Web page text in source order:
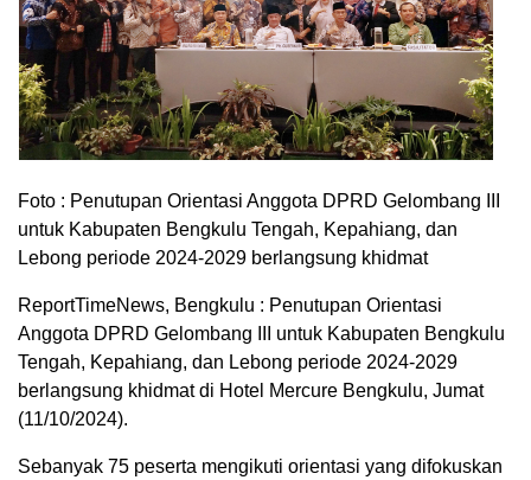
Foto : Penutupan Orientasi Anggota DPRD Gelombang III
untuk Kabupaten Bengkulu Tengah, Kepahiang, dan
Lebong periode 2024-2029 berlangsung khidmat
ReportTimeNews, Bengkulu : Penutupan Orientasi
Anggota DPRD Gelombang III untuk Kabupaten Bengkulu
Tengah, Kepahiang, dan Lebong periode 2024-2029
berlangsung khidmat di Hotel Mercure Bengkulu, Jumat
(11/10/2024).
Sebanyak 75 peserta mengikuti orientasi yang difokuskan